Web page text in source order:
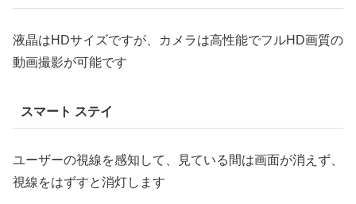
液晶はHDサイズですが、カメラは高性能でフルHD画質の
動画撮影が可能です
スマート ステイ
ユーザーの視線を感知して、見ている間は画面が消えず、
視線をはずすと消灯します